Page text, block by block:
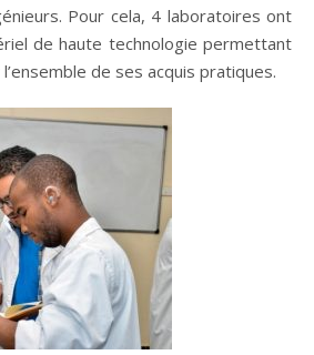
Pour cela, 4 laboratoires ont
de haute technologie permettant
de ses acquis pratiques.